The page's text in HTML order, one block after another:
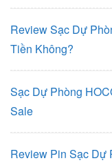
Review Sạc Dự
Tiền Không?
Sạc Dự Phòng
Sale
Review Pin Sạc Dự